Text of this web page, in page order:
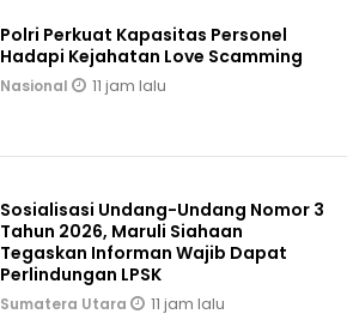
Polri Perkuat Kapasitas Personel
Hadapi Kejahatan Love Scamming
Nasional 11 jam lalu
Sosialisasi Undang-Undang Nomor 3
Tahun 2026, Maruli Siahaan
Tegaskan Informan Wajib Dapat
Perlindungan LPSK
Sumatera Utara 11 jam lalu